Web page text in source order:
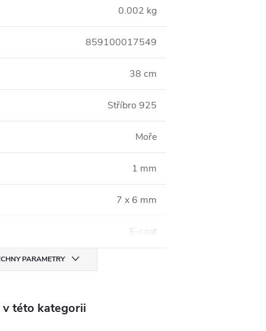
0.002 kg
859100017549
38 cm
Stříbro 925
Moře
1 mm
7 x 6 mm
E-coat
PARAMETRY
této kategorii